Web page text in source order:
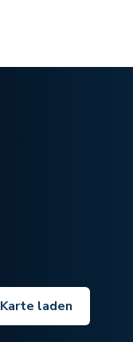
Karte laden